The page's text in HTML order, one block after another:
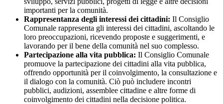
importanti per la comunità.
Rappresentanza degli interessi dei cittadini: Il Consiglio
Comunale rappresenta gli interessi dei cittadini, ascoltando le
loro preoccupazioni, ricevendo proposte e suggerimenti, e
lavorando per il bene della comunità nel suo complesso.
Partecipazione alla vita pubblica: Il Consiglio Comunale
promuove la partecipazione dei cittadini alla vita pubblica,
offrendo opportunità per il coinvolgimento, la consultazione e
il dialogo con la comunità. Ciò può includere incontri
pubblici, audizioni, assemblee cittadine e altre forme di
coinvolgimento dei cittadini nella decisione politica.